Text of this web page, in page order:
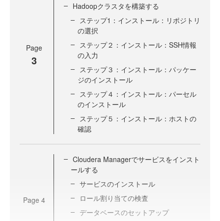
Page
3
Hadoopクラスタを構築する
ステップ1：インストール：リポジトリ
の選択
ステップ２：インストール：SSH情報
の入力
ステップ３：インストール：パッケー
ジのインストール
ステップ４：インストール：パーセル
のインストール
ステップ５：インストール：ホストの
確認
Page 4
Cloudera Managerでサービスをインスト
ールする
サービスのインストール
ロール割り当ての検査
データベースのセットアップ